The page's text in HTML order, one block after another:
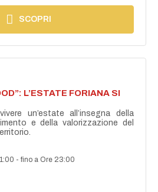
SCOPRI
L’ESTATE FORIANA SI
un’estate all’insegna della
e della valorizzazione del
-fino a Ore 23:00